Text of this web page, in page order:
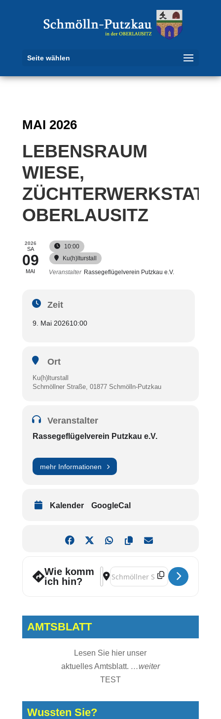
Seite wählen
MAI 2026
LEBENSRAUM
WIESE,
ZÜCHTERWERKSTATT
OBERLAUSITZ
2026
SA
09
MAI
10:00
Ku(h)lturstall
Veranstalter Rassegeflügelverein Putzkau e.V.
Zeit
9. Mai 202610:00
Ort
Ku(h)lturstall
Schmöllner Straße, 01877 Schmölln-Putzkau
Veranstalter
Rassegeflügelverein Putzkau e.V.
mehr Informationen
Kalender GoogleCal
Wie komm
ich hin?
Address - Lebensraum Wiese,
Destination Address -
AMTSBLATT
Lesen Sie hier unser
aktuelles Amtsblatt. …weiter
TEST
Wussten Sie?